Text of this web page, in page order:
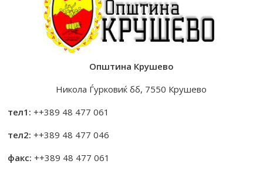
Општина Крушево
Никола Ѓурковиќ бб, 7550 Крушево
тел1: ++389 48 477 061
тел2: ++389 48 477 046
факс: ++389 48 477 061